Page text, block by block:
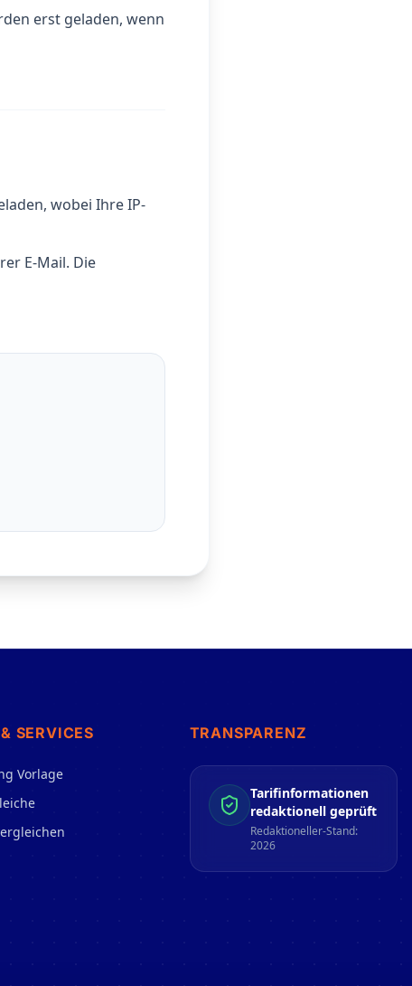
erst geladen, wenn
wobei Ihre IP-
E-Mail. Die
SERVICES
Vorlage
TRANSPARENZ
Tarifinformationen
redaktionell geprüft
Redaktioneller-Stand:
2026